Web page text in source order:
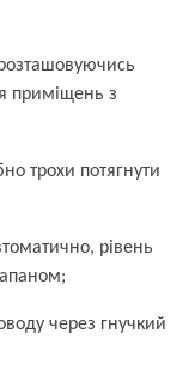
приміщень з
трохи потягнути
рівень
через гнучкий